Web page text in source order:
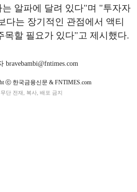
알파에 달려 있다"며 "투자자
다는 장기적인 관점에서 액티
목할 필요가 있다"고 제시했다.
ⓒ 한국금융신문 & FNTIMES.com
단 전재, 복사, 배포 금지